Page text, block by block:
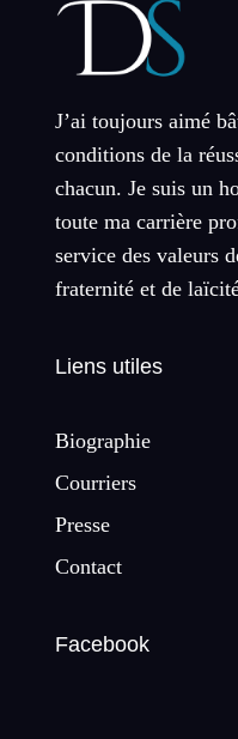
J’ai toujours aimé
conditions de la
chacun. Je suis un
toute ma carrière
service des valeurs
fraternité et de
Liens utiles
Biographie
Courriers
Presse
Contact
Facebook